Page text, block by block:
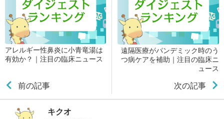
アレルギー性鼻炎に小青竜湯は
有効か？｜注目の臨床ニュース
前の記事
遠隔医療がパンデミック時のう
つ病ケアを補助｜注目の臨床ニ
ュース
次の記事
キクオ